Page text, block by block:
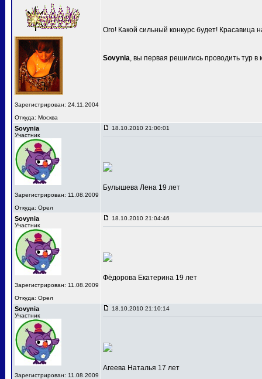
Зарегистрирован: 24.11.2004
Откуда: Москва
Ого! Какой сильный конкурс будет! Красавица
Sovynia, вы первая решились проводить тур в
Sovynia
Участник
Зарегистрирован: 11.08.2009
Откуда: Орел
18.10.2010 21:00:01
Булышева Лена 19 лет
Sovynia
Участник
Зарегистрирован: 11.08.2009
Откуда: Орел
18.10.2010 21:04:46
Фёдорова Екатерина 19 лет
Sovynia
Участник
Зарегистрирован: 11.08.2009
18.10.2010 21:10:14
Агеева Наталья 17 лет